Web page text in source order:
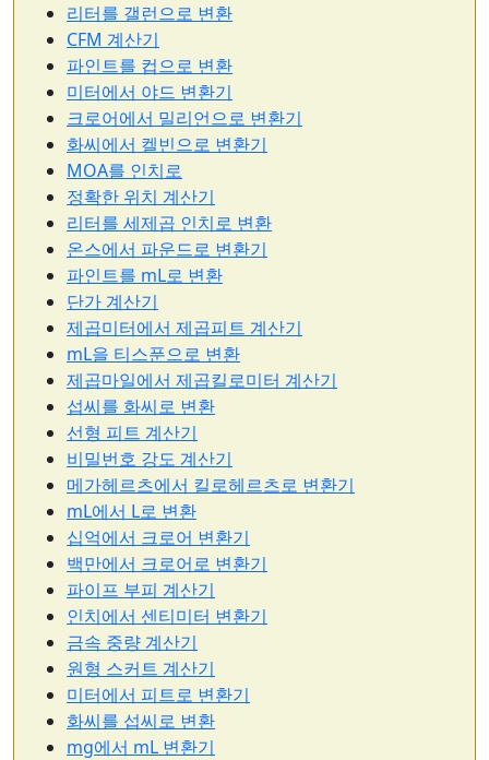
리터를 갤런으로 변환
CFM 계산기
파인트를 컵으로 변환
미터에서 야드 변환기
크로어에서 밀리언으로 변환기
화씨에서 켈빈으로 변환기
MOA를 인치로
정확한 위치 계산기
리터를 세제곱 인치로 변환
온스에서 파운드로 변환기
파인트를 mL로 변환
단가 계산기
제곱미터에서 제곱피트 계산기
mL을 티스푼으로 변환
제곱마일에서 제곱킬로미터 계산기
섭씨를 화씨로 변환
선형 피트 계산기
비밀번호 강도 계산기
메가헤르츠에서 킬로헤르츠로 변환기
mL에서 L로 변환
십억에서 크로어 변환기
백만에서 크로어로 변환기
파이프 부피 계산기
인치에서 센티미터 변환기
금속 중량 계산기
원형 스커트 계산기
미터에서 피트로 변환기
화씨를 섭씨로 변환
mg에서 mL 변환기